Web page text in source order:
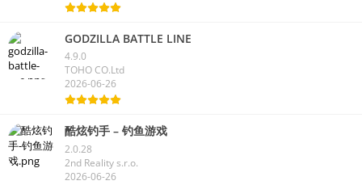
GODZILLA BATTLE LINE
4.9.0
TOHO CO.Ltd
2026-06-26
酷炫钓手 – 钓鱼游戏
2.0.28
2nd Reality s.r.o.
2026-06-26